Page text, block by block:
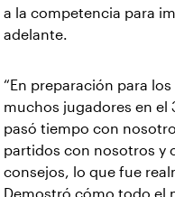
a la competencia para
adelante.
“En preparación para
muchos jugadores en el
pasó tiempo con
partidos con nosotros y
consejos, lo que fue
Demostró cómo todo el